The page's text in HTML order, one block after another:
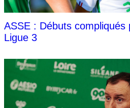
ASSE : Débuts compliqués
Ligue 3